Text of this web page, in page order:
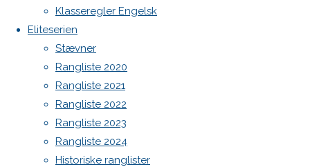
Klasseregler Engelsk
Eliteserien
Stævner
Rangliste 2020
Rangliste 2021
Rangliste 2022
Rangliste 2023
Rangliste 2024
Historiske ranglister
WordPress.org